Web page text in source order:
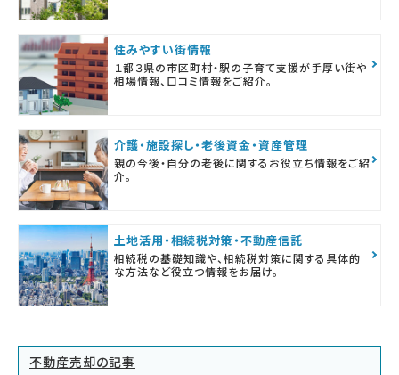
住みやすい街情報
１都３県の市区町村・駅の子育て支援が手厚い街や
相場情報、口コミ情報をご紹介。
介護・施設探し・老後資金・資産管理
親の今後・自分の老後に関するお役立ち情報をご紹
介。
土地活用・相続税対策・不動産信託
相続税の基礎知識や、相続税対策に関する具体的
な方法など役立つ情報をお届け。
不動産売却の記事